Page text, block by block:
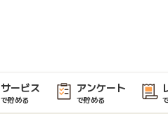
サービス
で貯める
アンケート
で貯める